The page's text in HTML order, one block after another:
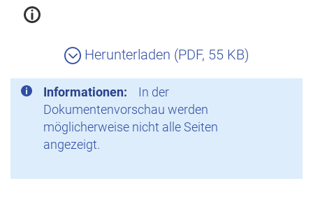
Herunterladen (PDF, 55 KB)
Informationen:
In der
Dokumentenvorschau werden
möglicherweise nicht alle Seiten
angezeigt.